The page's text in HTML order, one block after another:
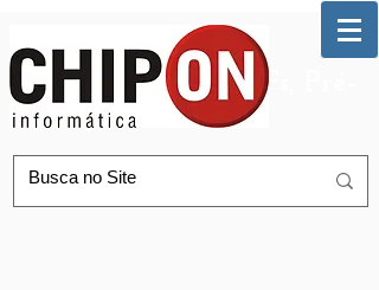
Automação de AGFs, Pré-
Postagem Correios